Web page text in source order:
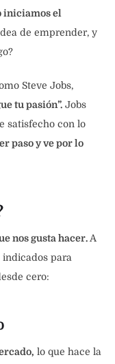
iniciamos el
de emprender, y
Steve Jobs,
tu pasión”. Jobs
satisfecho con lo
paso y ve por lo
nos gusta hacer. A
para
cero:
lo que hace la